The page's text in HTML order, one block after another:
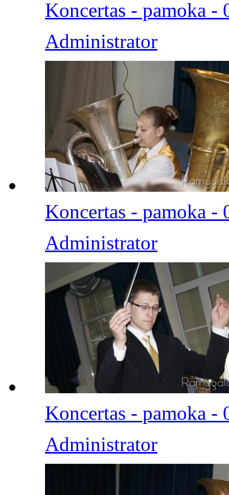
Koncertas - pamoka -
Administrator
Koncertas - pamoka -
Administrator
Koncertas - pamoka -
Administrator